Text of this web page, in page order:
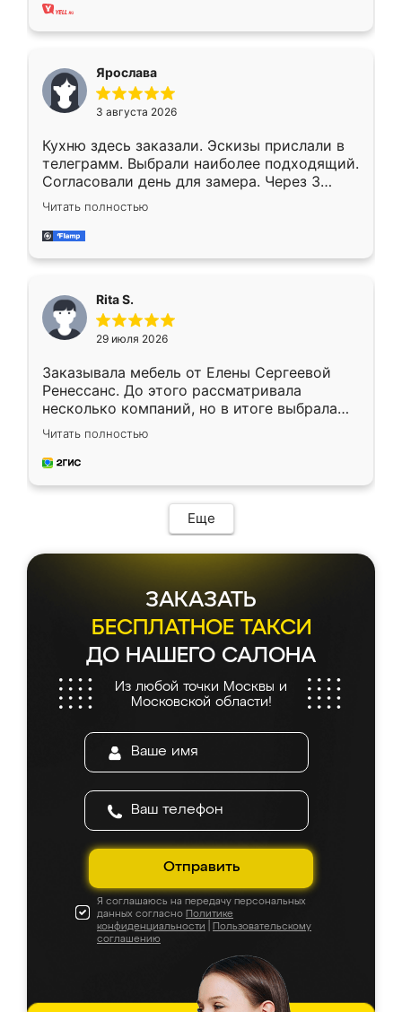
Ярослава
3 августа 2026
Кухню здесь заказали. Эскизы прислали в
телеграмм. Выбрали наиболее подходящий.
Согласовали день для замера. Через 3
недели кухня была уже готова. Остались
довольны работой. Спасибо Ренессанс
мебель за качественную работу!
Читать полностью
Rita S.
29 июля 2026
Заказывала мебель от Елены Сергеевой
Ренессанс. До этого рассматривала
несколько компаний, но в итоге выбрала
эту. Сначала обговорили условия, потом
приехал замерщик, всё спокойно объяснил
и снял размеры. Изготовили в срок, с
мебель сразу встала на свое место без
каких-либо доработок. Качеством осталась
довольна, все выглядит так, как и ожидала.
Читать полностью
Еще
ЗАКАЗАТЬ
БЕСПЛАТНОЕ ТАКСИ
ДО НАШЕГО САЛОНА
Из любой точки Москвы и
Московской области!
Отправить
Я соглашаюсь на передачу персональных
данных согласно Политике
конфиденциальности
Пользовательскому
соглашению